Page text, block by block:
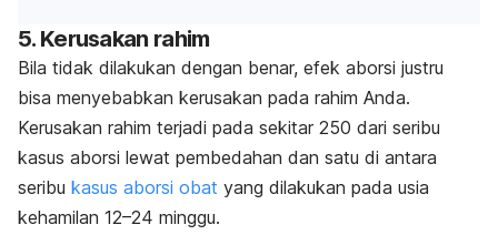
5. Kerusakan rahim
Bila tidak dilakukan dengan benar, efek aborsi justru
bisa menyebabkan kerusakan pada rahim Anda.
Kerusakan rahim terjadi pada sekitar 250 dari seribu
kasus aborsi lewat pembedahan dan satu di antara
seribu kasus aborsi obat yang dilakukan pada usia
kehamilan 12–24 minggu.